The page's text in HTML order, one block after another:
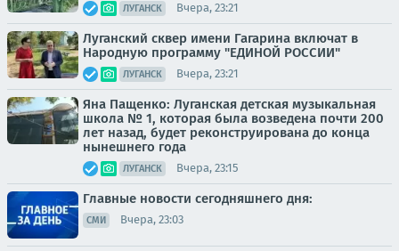
ЛУГАНСК Вчера, 23:21
Луганский сквер имени Гагарина включат в
Народную программу "ЕДИНОЙ РОССИИ"
ЛУГАНСК Вчера, 23:21
Яна Пащенко: Луганская детская музыкальная
школа № 1, которая была возведена почти 200
лет назад, будет реконструирована до конца
нынешнего года
ЛУГАНСК Вчера, 23:15
Главные новости сегодняшнего дня:
СМИ Вчера, 23:03